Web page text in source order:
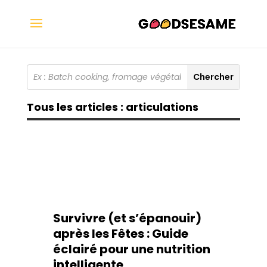
Tous les articles : articulations
Survivre (et s’épanouir)
après les Fêtes : Guide
éclairé pour une nutrition